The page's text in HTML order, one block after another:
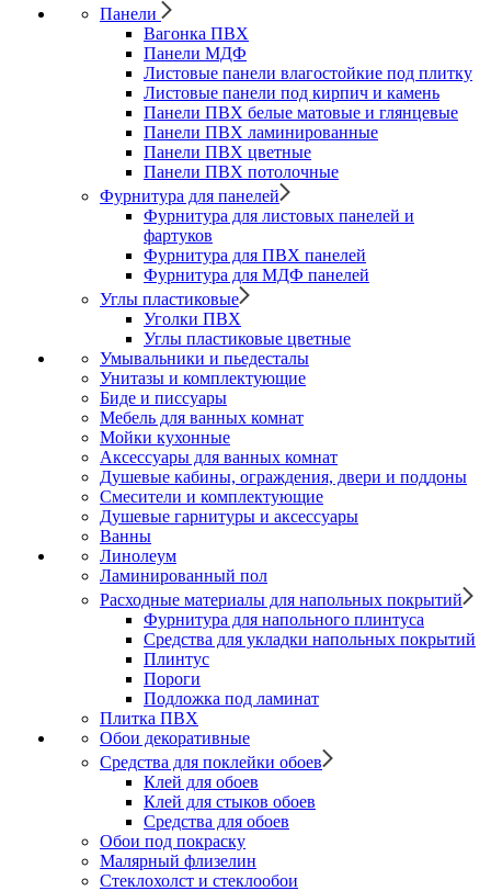
Панели
Вагонка ПВХ
Панели МДФ
Листовые панели влагостойкие под плитку
Листовые панели под кирпич и камень
Панели ПВХ белые матовые и глянцевые
Панели ПВХ ламинированные
Панели ПВХ цветные
Панели ПВХ потолочные
Фурнитура для панелей
Фурнитура для листовых панелей и
фартуков
Фурнитура для ПВХ панелей
Фурнитура для МДФ панелей
Углы пластиковые
Уголки ПВХ
Углы пластиковые цветные
Умывальники и пьедесталы
Унитазы и комплектующие
Биде и писсуары
Мебель для ванных комнат
Мойки кухонные
Аксессуары для ванных комнат
Душевые кабины, ограждения, двери и поддоны
Смесители и комплектующие
Душевые гарнитуры и аксессуары
Ванны
Линолеум
Ламинированный пол
Расходные материалы для напольных покрытий
Фурнитура для напольного плинтуса
Средства для укладки напольных покрытий
Плинтус
Пороги
Подложка под ламинат
Плитка ПВХ
Обои декоративные
Средства для поклейки обоев
Клей для обоев
Клей для стыков обоев
Средства для обоев
Обои под покраску
Малярный флизелин
Стеклохолст и стеклообои